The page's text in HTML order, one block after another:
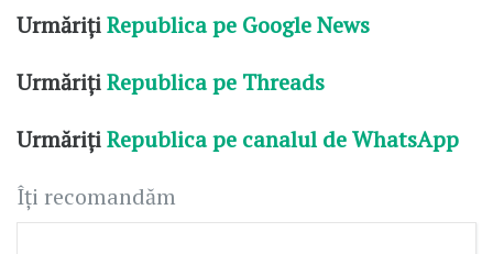
UrmărițiRepublica pe Google News
UrmărițiRepublica pe Threads
UrmărițiRepublica pe canalul de WhatsApp
Îți recomandăm